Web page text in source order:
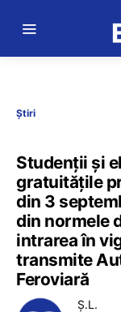
Știri
Studenții și
gratuitățile
din 3
din normele
intrarea în
transmite
Feroviară
Ș.L.